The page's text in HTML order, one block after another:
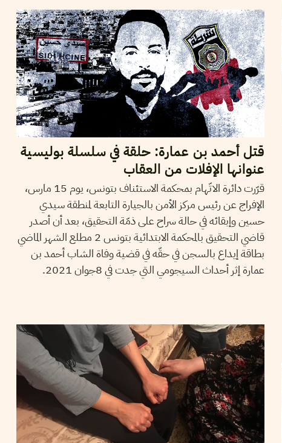
قتل أحمد بن عمارة: حلقة في سلسلة بوليسية
عنوانها الإفلات من العقاب
قرّرت دائرة الاتّهام بمحكمة الاستئناف بتونس، يوم 15 مارس،
الإفراج عن رئيس مركز الأمن بالجيارة التابعة لمنطقة سيدي
حسين وإبقائه في حالة سراح على ذمّة التحقيق، بعد أن أصدر
قاضي التحقيق بالمحكمة الابتدائية بتونس 2 مطلع الشهر الماضي
بطاقة إيداع بالسجن في حقّه في قضية وفاة الشاب أحمد بن
عمارة إثر أحداث السيجومي التي جدت في 8جوان 2021.